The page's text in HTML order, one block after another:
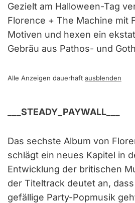
Gezielt am Halloween-Tag
Florence + The Machine mit
Motiven und hexen ein
Gebräu aus Pathos- und
Alle Anzeigen dauerhaft ausblenden
___STEADY_PAYWALL___
Das sechste Album von
schlägt ein neues Kapitel in
Entwicklung der britischen
der Titeltrack deutet an,
gefällige Party-Popmusik